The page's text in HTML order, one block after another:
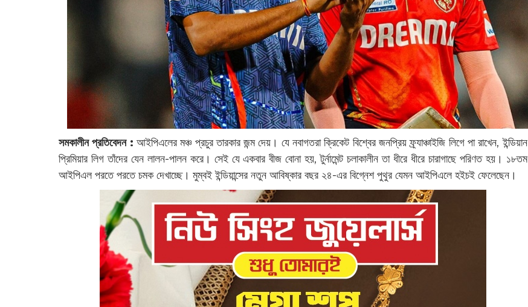
সমকালীন প্রতিবেদন : আইপিএলের মঞ্চ প্রচুর তারকার জন্ম দেয়। যে নবাগতরা ক্রিকেট বিশ্বের জনপ্রিয় ফ্র্যাঞ্চাইজি লিগে পা রাখেন, ইন্ডিয়ান
প্রিমিয়ার লিগ তাঁদের যেন লালন-পালন করে। সেই যে একবার বীজ বোনা হয়, টুর্নামেন্ট চলাকালীন তা ধীরে ধীরে চারাগাছে পরিণত হয়। ১৮তম
আইপিএল পরতে পরতে চমক দেখাচ্ছে। মুম্বই ইন্ডিয়ান্সের নতুন আবিষ্কার বছর ২৪-এর বিগ্নেশ পুথুর যেমন আইপিএলে হইচই ফেলেছেন।